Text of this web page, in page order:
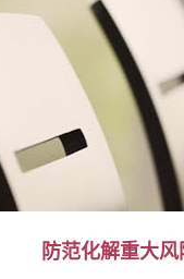
防范化解重大风